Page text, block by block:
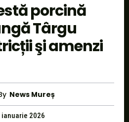
porcină
Târgu
şi amenzi
News Mureș
ianuarie 2026